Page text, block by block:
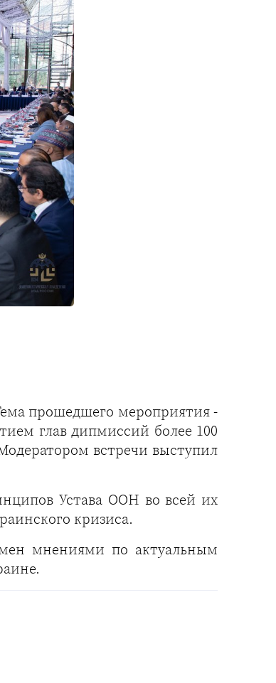
прошедшего мероприятия -
глав дипмиссий более 100
встречи выступил
Устава ООН во всей их
кризиса.
мнениями по актуальным